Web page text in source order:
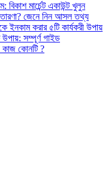
বিকাশ মার্চেন্ট একাউন্ট খুলুন
জেনে নিন আসল তথ্য
করার ৫টি কার্যকরী উপায়
উপায়: সম্পূর্ণ গাইড
কাজ কোনটি ?